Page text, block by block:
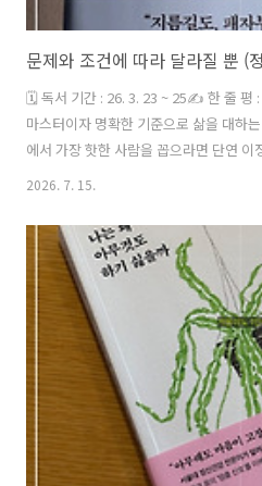
문제와 조건에 따라 달라질 뿐 (
🗓️ 독서 기간 : 26. 3. 23 ~ 25✍️ 한 줄 평
마스터이자 명확한 기준으로 삶을 대하
에서 가장 핫한 사람을 꼽으라면 단연
광주FC 감독이자 지금은 수원 삼성을 이
셨을 거예요. 이기고 있는 중에도 선수
분을 이기지 못해 경고나 퇴장을 당하는
열정의 근원은 뭘까?’라며 늘 궁금했었요
로소 그 거친 언행들이 마음으로 이해가
이정효 감독은 그 누구보다 축구를 잘하
2026. 7. 15.